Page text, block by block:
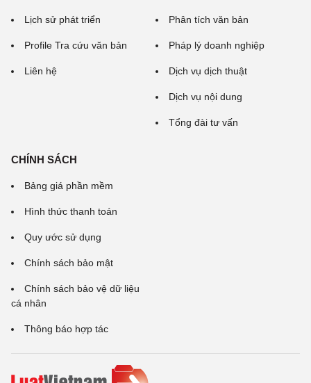
Lịch sử phát triển
Profile Tra cứu văn bản
Liên hệ
Phân tích văn bản
Pháp lý doanh nghiệp
Dịch vụ dịch thuật
Dịch vụ nội dung
Tổng đài tư vấn
CHÍNH SÁCH
Bảng giá phần mềm
Hình thức thanh toán
Quy ước sử dụng
Chính sách bảo mật
Chính sách bảo vệ dữ liệu
cá nhân
Thông báo hợp tác